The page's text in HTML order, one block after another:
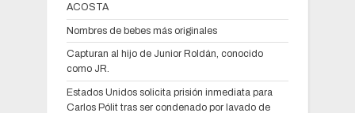
ACOSTA
Nombres de bebes más originales
Capturan al hijo de Junior Roldán, conocido
como JR.
Estados Unidos solicita prisión inmediata para
Carlos Pólit tras ser condenado por lavado de